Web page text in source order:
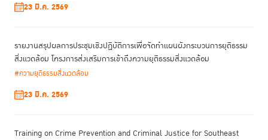
23 มี.ค. 2569
รายงานสรุปผลการประชุมเชิงปฏิบัติการเพื่อจัดทําแผนผังกระบวนการยุติธรรม
สิ่งแวดล้อม โครงการส่งเสริมการเข้าถึงความยุติธรรมสิ่งแวดล้อม
#ความยุติธรรมสิ่งแวดล้อม
23 มี.ค. 2569
Training on Crime Prevention and Criminal Justice for Southeast